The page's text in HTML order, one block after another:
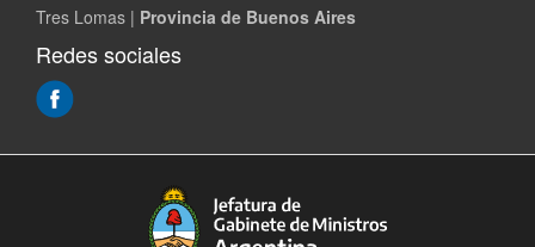
Tres Lomas | Provincia de Buenos Aires
Redes sociales